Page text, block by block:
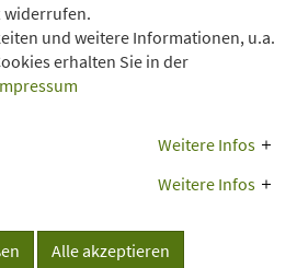
Über uns
widerrufen.
und weitere Informationen, u.a.
erhalten Sie in der
Weitere Infos
Weitere Infos
Alle akzeptieren